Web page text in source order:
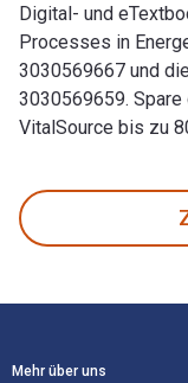
Digital- und
Processes in
3030569667 und
3030569659.
VitalSource bis zu
Mehr über uns